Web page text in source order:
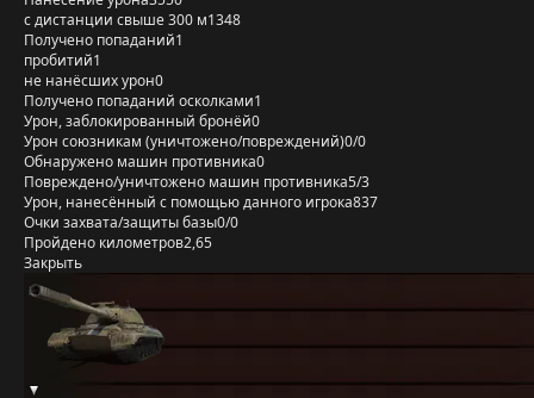
с дистанции свыше 300 м1348
Получено попаданий1
пробитий1
не нанёсших урон0
Получено попаданий осколками1
Урон, заблокированный бронёй0
Урон союзникам (уничтожено/повреждений)0/0
Обнаружено машин противника0
Повреждено/уничтожено машин противника5/3
Урон, нанесённый с помощью данного игрока837
Очки захвата/защиты базы0/0
Пройдено километров2,65
Закрыть